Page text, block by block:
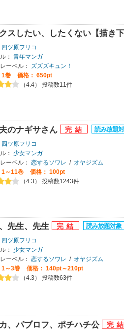
スしたい、したくない【描き
四ツ原フリコ
： 青年マンガ
ーベル：
ズズズキュン！
1巻
価格： 650pt
（4.4） 投稿数11件
のナギサさん
四ツ原フリコ
：
少女マンガ
ーベル： 恋するソワレ / オヤジズム
1～11巻
価格： 100pt
（4.3） 投稿数1243件
先生、先生
四ツ原フリコ
：
少女マンガ
ーベル： 恋するソワレ / オヤジズム
1～3巻
価格： 140pt～210pt
（4.3） 投稿数63件
、パブロフ、ポチハチ公